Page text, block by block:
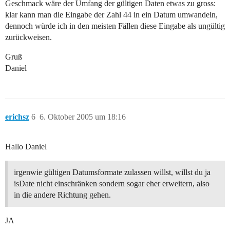
Geschmack wäre der Umfang der gültigen Daten etwas zu gross:
klar kann man die Eingabe der Zahl 44 in ein Datum umwandeln,
dennoch würde ich in den meisten Fällen diese Eingabe als ungültig
zurückweisen.
Gruß
Daniel
erichsz 6. Oktober 2005 um 18:16
6
Hallo Daniel
irgenwie gültigen Datumsformate zulassen willst, willst du ja
isDate nicht einschränken sondern sogar eher erweitern, also
in die andere Richtung gehen.
JA